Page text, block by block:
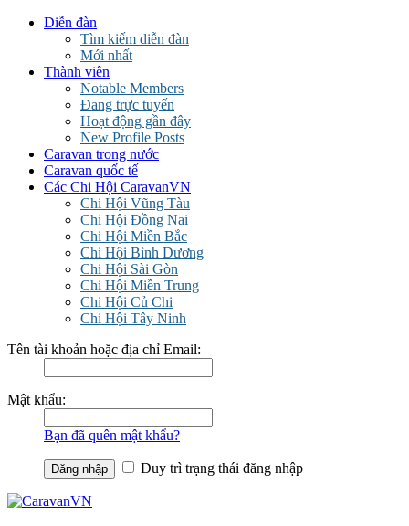
Diễn đàn
Tìm kiếm diễn đàn
Mới nhất
Thành viên
Notable Members
Đang trực tuyến
Hoạt động gần đây
New Profile Posts
Caravan trong nước
Caravan quốc tế
Các Chi Hội CaravanVN
Chi Hội Vũng Tàu
Chi Hội Đồng Nai
Chi Hội Miền Bắc
Chi Hội Bình Dương
Chi Hội Sài Gòn
Chi Hội Miền Trung
Chi Hội Củ Chi
Chi Hội Tây Ninh
Tên tài khoản hoặc địa chỉ Email:
Mật khẩu:
Bạn đã quên mật khẩu?
Duy trì trạng thái đăng nhập